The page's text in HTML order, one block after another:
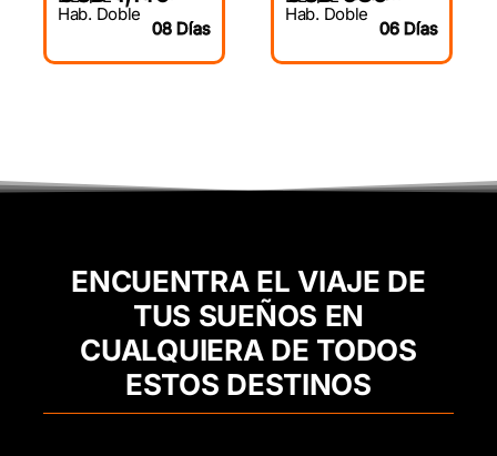
Hab. Doble
08 Días
Hab. Doble
06 Días
ENCUENTRA EL VIAJE DE
TUS SUEÑOS EN
CUALQUIERA DE TODOS
ESTOS DESTINOS